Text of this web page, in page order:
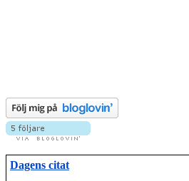
Dagens citat